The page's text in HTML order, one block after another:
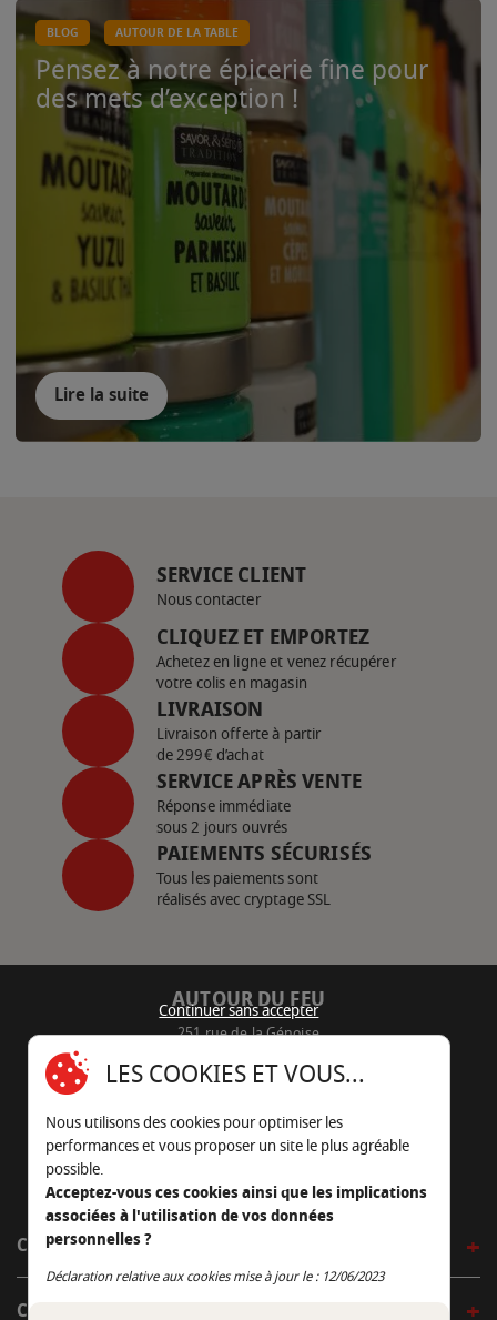
BLOG AUTOUR DE LA TABLE
Pensez à notre épicerie fine pour
des mets d’exception !
Lire la suite
SERVICE CLIENT
Nous contacter
CLIQUEZ ET EMPORTEZ
Achetez en ligne et venez récupérer
votre colis en magasin
LIVRAISON
Livraison offerte à partir
de 299€ d’achat
SERVICE APRÈS VENTE
Réponse immédiate
sous 2 jours ouvrés
PAIEMENTS SÉCURISÉS
Tous les paiements sont
réalisés avec cryptage SSL
AUTOUR DU FEU
251 rue de la Génoise
05 45 22 98 09
Nous envoyer un e-mail
CÔTÉ OUTDOOR
CÔTÉ INDOOR
Continuer sans accepter
LES COOKIES ET VOUS...
Nous utilisons des cookies pour optimiser les
performances et vous proposer un site le plus agréable
possible.
Acceptez-vous ces cookies ainsi que les implications
associées à l'utilisation de vos données
personnelles ?
Déclaration relative aux cookies mise à jour le : 12/06/2023
Continuer sans accepter